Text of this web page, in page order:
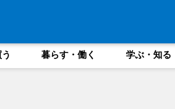
暮らす・働く 学ぶ・知る